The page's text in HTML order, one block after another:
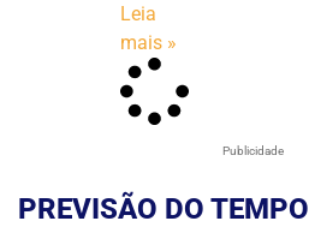
Leia
mais »
Publicidade
PREVISÃO DO TEMPO